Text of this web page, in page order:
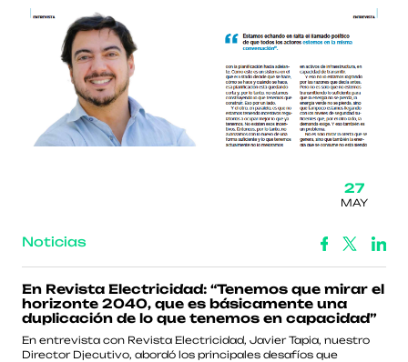
27
MAY
Noticias
En Revista Electricidad: “Tenemos que mirar el
horizonte 2040, que es básicamente una
duplicación de lo que tenemos en capacidad”
En entrevista con Revista Electricidad, Javier Tapia, nuestro
Director Djecutivo, abordó los principales desafíos que